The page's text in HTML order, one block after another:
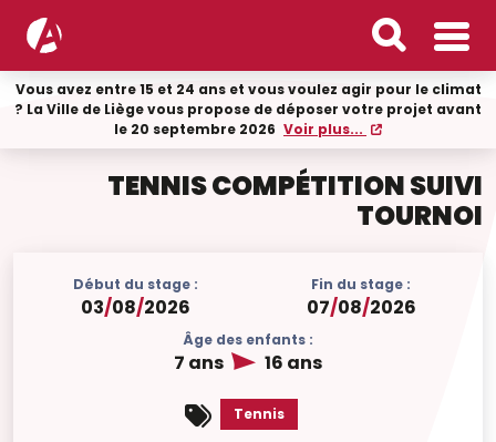
Vous avez entre 15 et 24 ans et vous voulez agir pour le climat
? La Ville de Liège vous propose de déposer votre projet avant
le 20 septembre 2026 Voir plus...
TENNIS COMPÉTITION SUIVI
TOURNOI
Début du stage :
03/08/2026
Fin du stage :
07/08/2026
Âge des enfants :
7 ans 16 ans
Tennis